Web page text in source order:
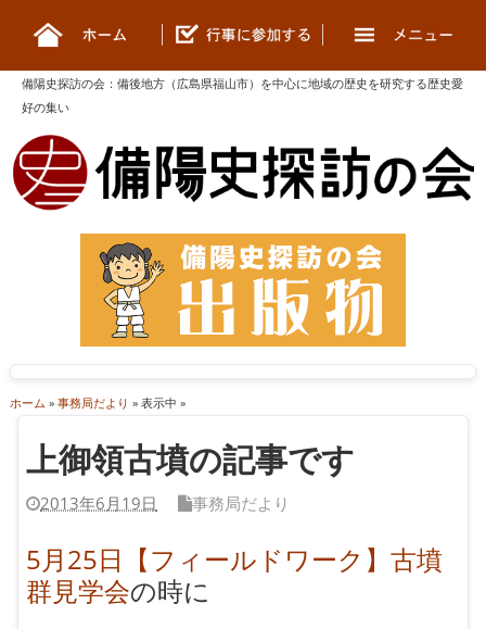
備陽史探訪の会 ： 備後地方（広島県福山市）を中心に地域の歴史を研究する歴史愛
好の集い
ホーム » 事務局だより » 表示中 »
上御領古墳の記事です
2013年6月19日 事務局だより
5月25日【フィールドワーク】古墳
群見学会の時に